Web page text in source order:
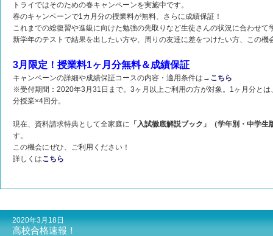
トライではそのための春キャンペーンを実施中です。
春のキャンペーンで1カ月分の授業料が無料、さらに成績保証！
これまでの総復習や進級に向けた勉強の先取りなど生徒さんの状況に合わせて
新学年のテストで結果を出したい方や、周りの友達に差をつけたい方、この機
3月限定！授業料1ヶ月分無料＆成績保証
キャンペーンの詳細や成績保証コースの内容・適用条件は→ こちら
※受付期間：2020年3月31日まで。3ヶ月以上ご利用の方が対象。1ヶ月分と
分授業×4回分。
現在、資料請求特典として全家庭に 「入試徹底解説ブック」（学年別・中学生
す。
この機会にぜひ、ご利用ください！
詳しくはこちら
2020年3月18日
高校合格速報！